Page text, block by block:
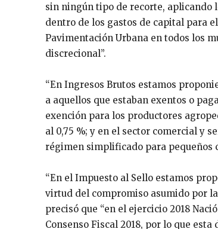
sin ningún tipo de recorte, aplicando
dentro de los gastos de capital para
Pavimentación Urbana en todos los
discrecional”.
“En Ingresos Brutos estamos
a aquellos que estaban exentos o
exención para los productores
al 0,75 %; y en el sector comercial y
régimen simplificado para pequeños
“En el Impuesto al Sello estamos
virtud del compromiso asumido por
precisó que “en el ejercicio 2018
Consenso Fiscal 2018, por lo que